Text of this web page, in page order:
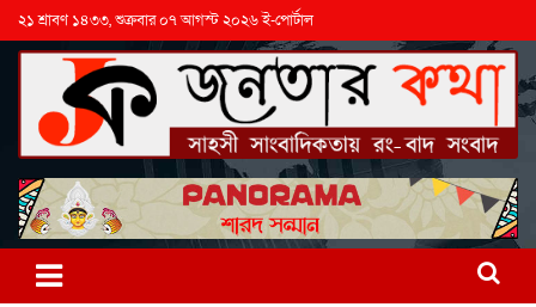
২১ শ্রাবণ ১৪৩৩, শুক্রবার ০৭ আগস্ট ২০২৬ ই-পোর্টাল